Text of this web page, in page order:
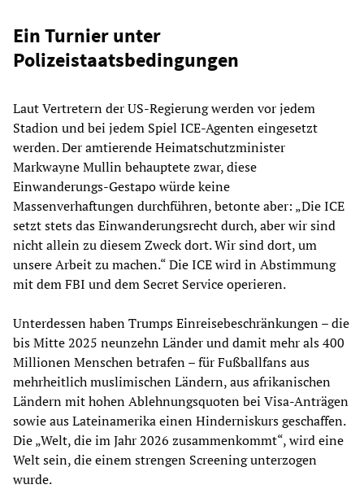
Ein Turnier unter
Polizeistaatsbedingungen
Laut Vertretern der US-Regierung werden vor jedem
Stadion und bei jedem Spiel ICE-Agenten eingesetzt
werden. Der amtierende Heimatschutzminister
Markwayne Mullin behauptete zwar, diese
Einwanderungs-Gestapo würde keine
Massenverhaftungen durchführen, betonte aber: „Die ICE
setzt stets das Einwanderungsrecht durch, aber wir sind
nicht allein zu diesem Zweck dort. Wir sind dort, um
unsere Arbeit zu machen.“ Die ICE wird in Abstimmung
mit dem FBI und dem Secret Service operieren.
Unterdessen haben Trumps Einreisebeschränkungen – die
bis Mitte 2025 neunzehn Länder und damit mehr als 400
Millionen Menschen betrafen – für Fußballfans aus
mehrheitlich muslimischen Ländern, aus afrikanischen
Ländern mit hohen Ablehnungsquoten bei Visa-Anträgen
sowie aus Lateinamerika einen Hinderniskurs geschaffen.
Die „Welt, die im Jahr 2026 zusammenkommt“, wird eine
Welt sein, die einem strengen Screening unterzogen
wurde.